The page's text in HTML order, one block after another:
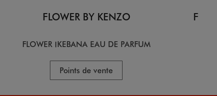
FLOWER BY KENZO
FLOWER IKEBANA EAU DE PARFUM
Points de vente